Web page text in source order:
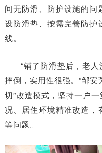
间无防滑、防护设施的
设防滑垫、按需完善防护
线。
“铺了防滑垫后，老
摔倒，实用性很强。”邹安
切”改造模式，坚持一户
况、居住环境精准改造，
等问题。